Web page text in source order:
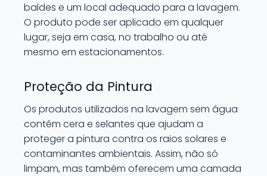
baldes e um local adequado para a lavagem.
O produto pode ser aplicado em qualquer
lugar, seja em casa, no trabalho ou até
mesmo em estacionamentos.
Proteção da Pintura
Os produtos utilizados na lavagem sem água
contêm cera e selantes que ajudam a
proteger a pintura contra os raios solares e
contaminantes ambientais. Assim, não só
limpam, mas também oferecem uma camada